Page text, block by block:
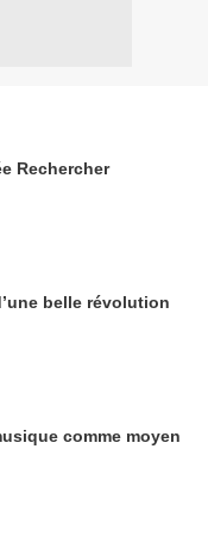
Rechercher
belle révolution
comme moyen